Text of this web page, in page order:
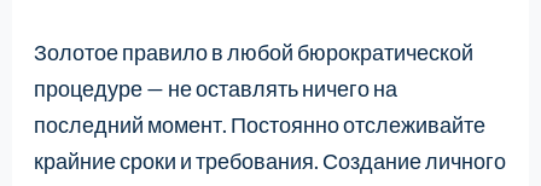
Золотое правило в любой бюрократической
процедуре — не оставлять ничего на
последний момент. Постоянно отслеживайте
крайние сроки и требования. Создание личного